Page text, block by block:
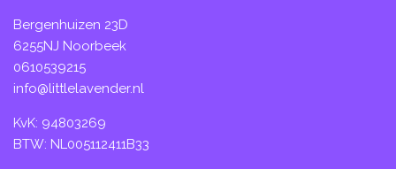
Bergenhuizen 23D
6255NJ Noorbeek
0610539215
info@littlelavender.nl
KvK: 94803269
BTW: NL005112411B33